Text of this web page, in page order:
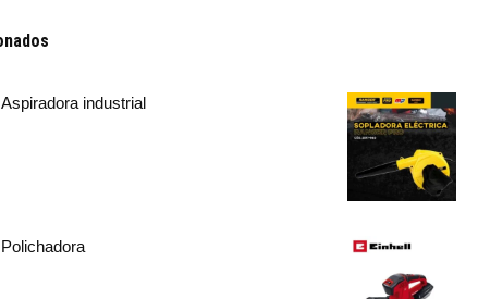
Aspiradora industrial
Polichadora